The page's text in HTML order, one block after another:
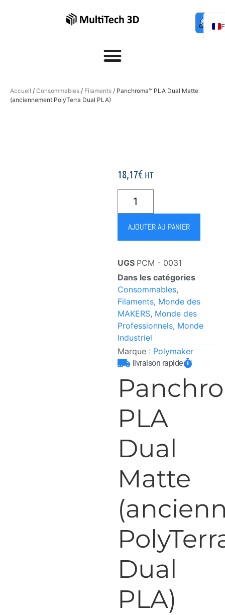
0,00 €
Accueil / Consommables / Filaments / Panchroma™ PLA Dual Matte
(anciennement PolyTerra Dual PLA)
18,17€ HT
AJOUTER AU PANIER
UGS PCM - 0031
Dans les catégories
Consommables,
Filaments, Monde des
MAKERS, Monde des
Professionnels, Monde
Industriel
Marque : Polymaker
livraison rapide
PLA
Dual
Matte
Dual
PLA)